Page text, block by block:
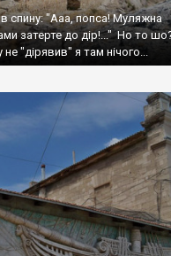
спину: "Ааа, попса! Муляжна
затерте до дір!..." Но то
"дірявив" я там нічого...